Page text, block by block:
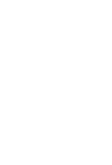
stellen.
und/oder ein Brunnen
über das hier
oder Beschaffenheit.